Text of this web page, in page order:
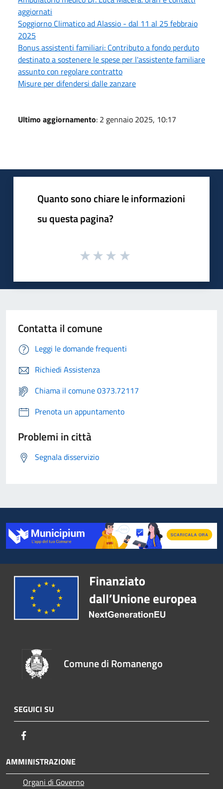
aggiornati
Soggiorno Climatico ad Alassio - dal 11 al 25 febbraio
2025
Bonus assistenti familiari: Contributo a fondo perduto
destinato a sostenere le spese per l'assistente familiare
assunto con regolare contratto
Misure per difendersi dalle zanzare
Ultimo aggiornamento: 2 gennaio 2025, 10:17
Quanto sono chiare le informazioni
su questa pagina?
Contatta il comune
Leggi le domande frequenti
Richiedi Assistenza
Chiama il comune 0373.72117
Prenota un appuntamento
Problemi in città
Segnala disservizio
Comune di Romanengo
SEGUICI SU
AMMINISTRAZIONE
Organi di Governo